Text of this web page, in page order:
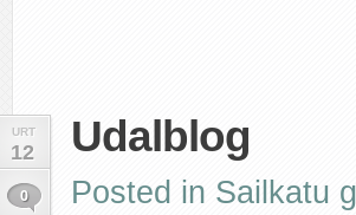
URT
12
0
Udalblog
Posted in Sailkatu